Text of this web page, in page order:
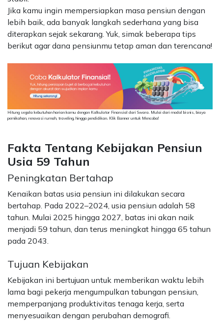
Jika kamu ingin mempersiapkan masa pensiun dengan
lebih baik, ada banyak langkah sederhana yang bisa
diterapkan sejak sekarang. Yuk, simak beberapa tips
berikut agar dana pensiunmu tetap aman dan terencana!
Hitung segala kebutuhan harian kamu dengan Kalkulator Finansial dari Swara. Mulai dari modal bisnis, biaya
pernikahan, renovasi rumah, traveling, hingga pendidikan. Klik Banner untuk Mencoba!
Fakta Tentang Kebijakan Pensiun
Usia 59 Tahun
Peningkatan Bertahap
Kenaikan batas usia pensiun ini dilakukan secara
bertahap. Pada 2022–2024, usia pensiun adalah 58
tahun. Mulai 2025 hingga 2027, batas ini akan naik
menjadi 59 tahun, dan terus meningkat hingga 65 tahun
pada 2043​.
Tujuan Kebijakan
Kebijakan ini bertujuan untuk memberikan waktu lebih
lama bagi pekerja mengumpulkan tabungan pensiun,
memperpanjang produktivitas tenaga kerja, serta
menyesuaikan dengan perubahan demografi​.